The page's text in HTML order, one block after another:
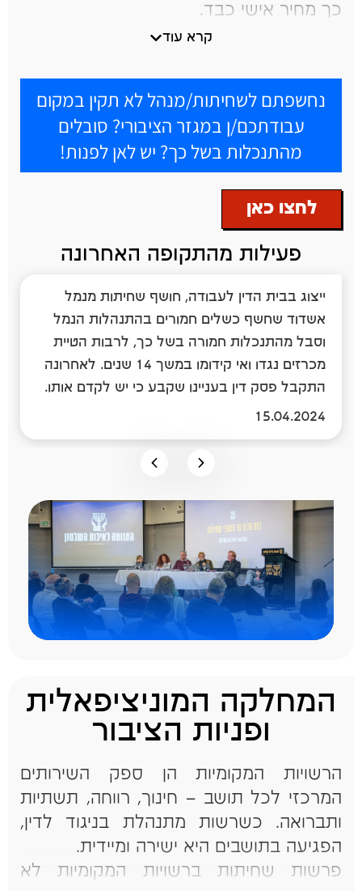
כך מחיר אישי כבד.
יחידת ההגנה על חושפי שחיתויות פועלת
ומעודדת עובדי ציבור נוספים לחשוף מעשים
פסולים בלי לחשוש לעתידם.
היחידה מעניקהייצוג משפטיבבית המשפט
ומחוצה לו, מקדמת מדיניות וחקיקה בכנסת,
ובהסברה תקשורתית.
מכירים עובד ציבור שנתקל במעשה לא
תקין? אפשר לפנות ליחידה ולקבל ליווי
קרא עוד
נחשפתם לשחיתות/מנהל לא תקין במקום
עבודתכם/ן במגזר הציבורי? סובלים
מהתנכלות בשל כך? יש לאן לפנות!
לחצו כאן
פעילות מהתקופה האחרונה
ייצוג בבית הדין לעבודה, חושף שחיתות מנמל
אשדוד שחשף כשלים חמורים בהתנהלות הנמל
וסבל מהתנכלות חמורה בשל כך, לרבות הטיית
מכרזים נגדו ואי קידומו במשך 14 שנים. לאחרונה
התקבל פסק דין בעניינו שקבע כי יש לקדם אותו.
15.04.2024
ייצוג חושף שחיתות בבתי המשפט שחשף
שחיתויות בתחום המכרז ברשות המוניציפאלית
בה עבד וסבל מהתנכלות חמורה בשל כך, לרבות
פגיעה חמורה בתנאי העסקה ופיטורים.
15.04.2024
העברת תיקון לחוק מבקר המדינה המאפשר
לחושפי שחיתות סוהרים ושוטרים לקבל הגנה
ממבקר המדינה.
15.04.2024
המחלקה המוניציפאלית
ופניות הציבור
הרשויות המקומיות הן ספק השירותים
המרכזי לכל תושב – חינוך, רווחה, תשתיות
ותברואה. כשרשות מתנהלת בניגוד לדין,
הפגיעה בתושבים היא ישירה ומיידית.
פרשות שחיתות ברשויות המקומיות לא